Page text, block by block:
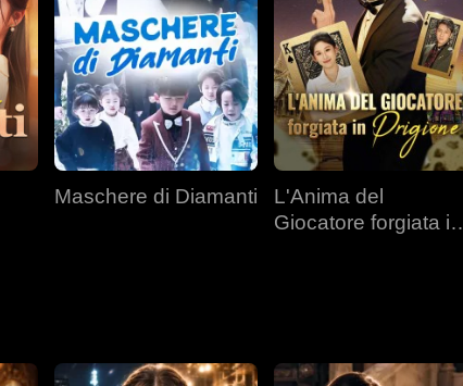
Maschere di Diamanti
L'Anima del
Giocatore forgiata in